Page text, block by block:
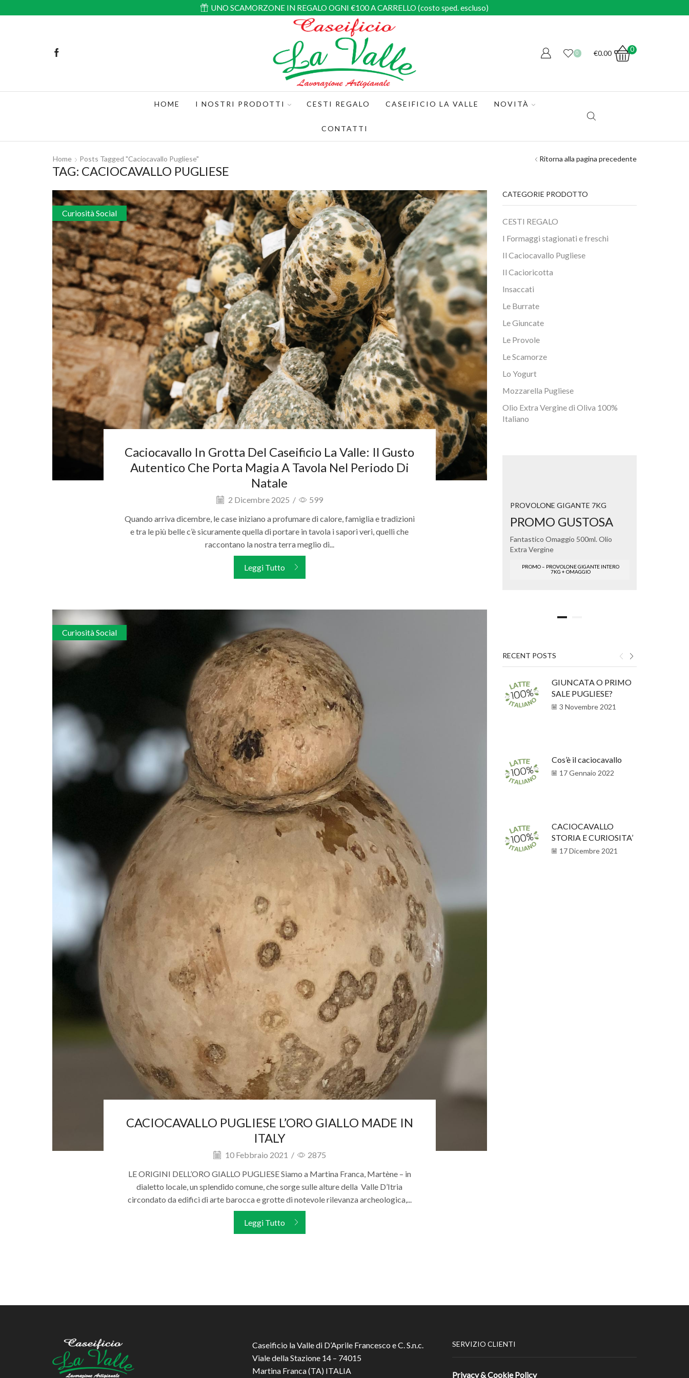
UNO SCAMORZONE IN REGALO OGNI €100 A CARRELLO (costo sped. escluso)
0 €0.00 0
HOME I NOSTRI PRODOTTI CESTI REGALO CASEIFICIO LA VALLE NOVITÀ
CONTATTI
Ritorna alla pagina precedente
Home Posts Tagged "caciocavallo Pugliese"
TAG: CACIOCAVALLO PUGLIESE
Curiosità Social
Caciocavallo In Grotta Del Caseificio La Valle: Il Gusto
Autentico Che Porta Magia A Tavola Nel Periodo Di
Natale
2 Dicembre 2025 /
599
Quando arriva dicembre, le case iniziano a profumare di calore, famiglia e tradizioni
e tra le più belle c’è sicuramente quella di portare in tavola i sapori veri, quelli che
raccontano la nostra terra meglio di...
Leggi Tutto
Curiosità Social
CACIOCAVALLO PUGLIESE L’ORO GIALLO MADE IN
ITALY
10 Febbraio 2021 /
2875
LE ORIGINI DELL’ORO GIALLO PUGLIESE Siamo a Martina Franca, Martène – in
dialetto locale, un splendido comune, che sorge sulle alture della Valle D’Itria
circondato da edifici di arte barocca e grotte di notevole rilevanza archeologica,...
Leggi Tutto
CATEGORIE PRODOTTO
CESTI REGALO
I Formaggi stagionati e freschi
Il Caciocavallo Pugliese
Il Cacioricotta
Insaccati
Le Burrate
Le Giuncate
Le Provole
Le Scamorze
Lo Yogurt
Mozzarella Pugliese
Olio Extra Vergine di Oliva 100%
Italiano
PROVOLONE GIGANTE 7KG
PROMO GUSTOSA
Fantastico Omaggio 500ml. Olio
Extra Vergine
PROMO – PROVOLONE GIGANTE INTERO
7KG + OMAGGIO
RECENT POSTS
GIUNCATA O PRIMO
SALE PUGLIESE?
3 Novembre 2021
Cos’è il caciocavallo
17 Gennaio 2022
CACIOCAVALLO
STORIA E CURIOSITA’
17 Dicembre 2021
Caseificio la Valle di D’Aprile Francesco e C. S.n.c.
Viale della Stazione 14 – 74015
Martina Franca (TA) ITALIA
SERVIZIO CLIENTI
Privacy & Cookie Policy